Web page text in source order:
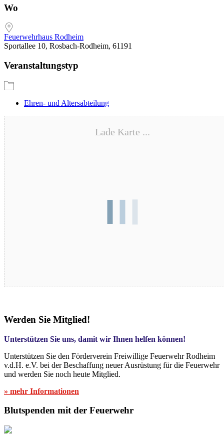
Wo
Feuerwehrhaus Rodheim
Sportallee 10, Rosbach-Rodheim, 61191
Veranstaltungstyp
Ehren- und Altersabteilung
Lade Karte ...
Blutspende – 17.08.2026
Werden Sie Mitglied!
Unterstützen Sie uns, damit wir Ihnen helfen können!
Unterstützen Sie den Förderverein Freiwillige Feuerwehr Rodheim
v.d.H. e.V. bei der Beschaffung neuer Ausrüstung für die Feuerwehr
und werden Sie noch heute Mitglied.
» mehr Informationen
Blutspenden mit der Feuerwehr